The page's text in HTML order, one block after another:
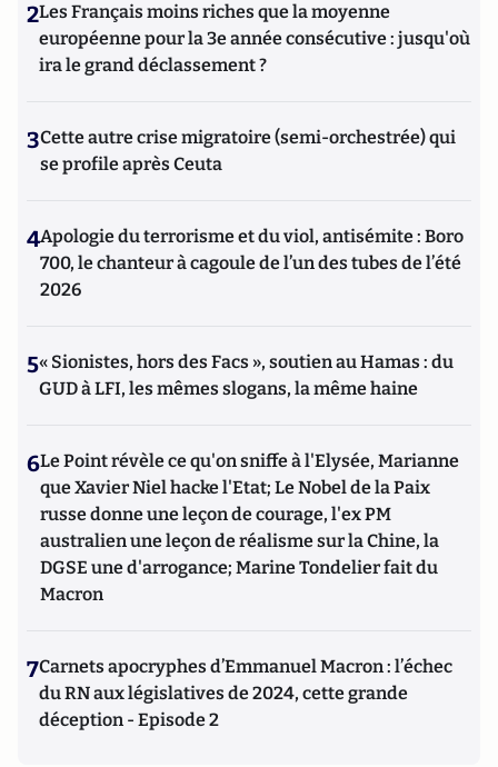
2Les Français moins riches que la moyenne
européenne pour la 3e année consécutive : jusqu'où
ira le grand déclassement ?
3Cette autre crise migratoire (semi-orchestrée) qui
se profile après Ceuta
4Apologie du terrorisme et du viol, antisémite : Boro
700, le chanteur à cagoule de l’un des tubes de l’été
2026
5« Sionistes, hors des Facs », soutien au Hamas : du
GUD à LFI, les mêmes slogans, la même haine
6Le Point révèle ce qu'on sniffe à l'Elysée, Marianne
que Xavier Niel hacke l'Etat; Le Nobel de la Paix
russe donne une leçon de courage, l'ex PM
australien une leçon de réalisme sur la Chine, la
DGSE une d'arrogance; Marine Tondelier fait du
Macron
7Carnets apocryphes d’Emmanuel Macron : l’échec
du RN aux législatives de 2024, cette grande
déception - Episode 2